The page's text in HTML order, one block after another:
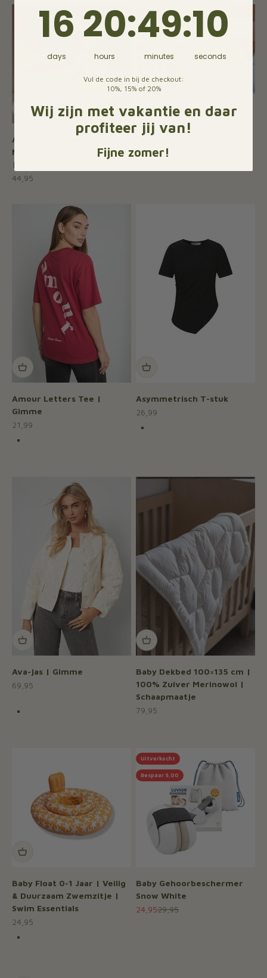
Aankleedkussenhoes
Naturel 50x70 | Merinowol
| KICO Label
Aanbiedingsprijs
44,95
Uitverkocht
Alfabet schrijven | Leuk
met Letters
Aanbiedingsprijs
21,95
Amour Letters Tee |
Gimme
Aanbiedingsprijs
21,99
Kleur
Asymmetrisch T-stuk
Aanbiedingsprijs
26,99
Kleur
Ava-jas | Gimme
Aanbiedingsprijs
69,95
Baby Dekbed 100×135 cm |
100% Zuiver Merinowol |
Schaapmaatje
Aanbiedingsprijs
79,95
Baby Float 0-1 Jaar | Veilig
& Duurzaam Zwemzitje |
Swim Essentials
Aanbiedingsprijs
24,95
Kleur
Uitverkocht
Bespaar 5,00
Baby Gehoorbeschermer
Snow White
Aanbiedingsprijs
24,95Normale prijs
29,95
16
days
20
hours
:49
minutes
:10
seconds
Vul de code in bij de checkout:
10%, 15% of 20%
Wij zijn met vakantie en daar
profiteer jij van!
Fijne zomer!